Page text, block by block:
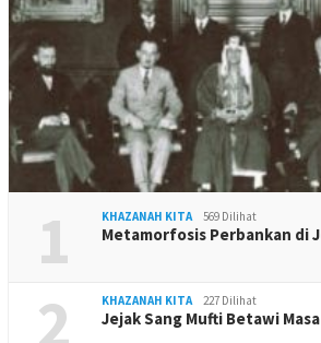
1 KHAZANAH KITA 569 Dilihat
Metamorfosis Perbankan di
2 KHAZANAH KITA 227 Dilihat
Jejak Sang Mufti Betawi